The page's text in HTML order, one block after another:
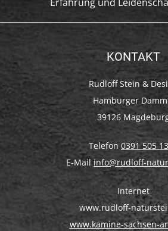
KONTAKT
Rudloff Stein &
Hamburger
39126
Telefon 0391 505
E-Mail info@rudloff-
Internet
www.rudloff-
www.kamine-sachsen-